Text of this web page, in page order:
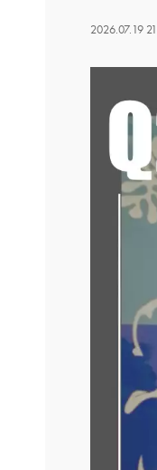
2026.07.19